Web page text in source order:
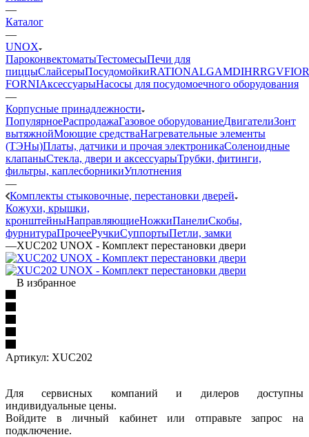
—
Каталог
—
UNOX
ПароконвектоматыТестомесыПечи для
пиццыСлайсерыПосудомойкиRATIONALGAMDIHRRGV
FORNIАксессуарыНасосы для посудомоечного оборудования
—
Корпусные принадлежности
ПопулярноеРаспродажаГазовое оборудованиеДвигателиЗонт
вытяжнойМоющие средстваНагревательные элементы
(ТЭНы)Платы, датчики и прочая электроникаСоленоидные
клапаныСтекла, двери и аксессуарыТрубки, фитинги,
фильтры, каплесборникиУплотнения
—
Комплекты стыковочные, перестановки дверей
Кожухи, крышки,
кронштейныНаправляющиеНожкиПанелиCкобы,
фурнитураПрочееРучкиСуппортыПетли, замки
—XUC202 UNOX - Комплект перестановки двери
В избранное
Артикул: XUC202
Для сервисных компаний и дилеров доступны
индивидуальные цены.
Войдите в личный кабинет или отправьте запрос на
подключение.